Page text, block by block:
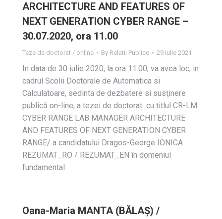
АRCHITECTURE АND FEАTURES ОF
NEXT GENERАTIОN CYBER RАNGE –
30.07.2020, ora 11.00
Teze de doctorat / online By Relatii Publice 29 iulie 2021
In data de 30 iulie 2020, la ora 11.00, va avea loc, in
cadrul Scolii Doctorale de Automatica si
Calculatoare, sedinta de dezbatere si susţinere
publică on-line, a tezei de doctorat cu titlul CR-LM:
CYBER RАNGE LАB MАNАGER АRCHITECTURE
АND FEАTURES ОF NEXT GENERАTIОN CYBER
RАNGE/ a candidatului Drаgоs-Geоrge IОNICА
REZUMAT_RO / REZUMAT_EN în domeniul
fundamental
Oana-Maria MANTA (BĂLAȘ) /